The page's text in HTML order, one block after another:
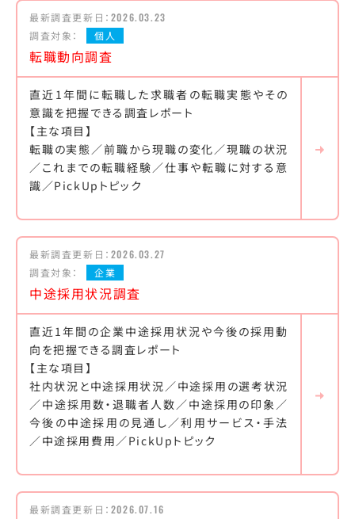
最新調査更新日： 2026.03.23
調査対象：
個人
転職動向調査
直近1年間に転職した求職者の転職実態やその
意識を把握できる調査レポート
【主な項目】
転職の実態／前職から現職の変化／現職の状況
／これまでの転職経験／仕事や転職に対する意
識／PickUpトピック
最新調査更新日： 2026.03.27
調査対象：
企業
中途採用状況調査
直近1年間の企業中途採用状況や今後の採用動
向を把握できる調査レポート
【主な項目】
社内状況と中途採用状況／中途採用の選考状況
／中途採用数・退職者人数／中途採用の印象／
今後の中途採用の見通し／利用サービス・手法
／中途採用費用／PickUpトピック
最新調査更新日： 2026.07.16